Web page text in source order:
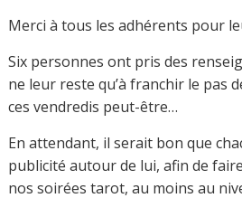
Merci à tous les adhérents pour
Six personnes ont pris des
ne leur reste qu’à franchir le pas
ces vendredis peut-être…
En attendant, il serait bon que
publicité autour de lui, afin de
nos soirées tarot, au moins au